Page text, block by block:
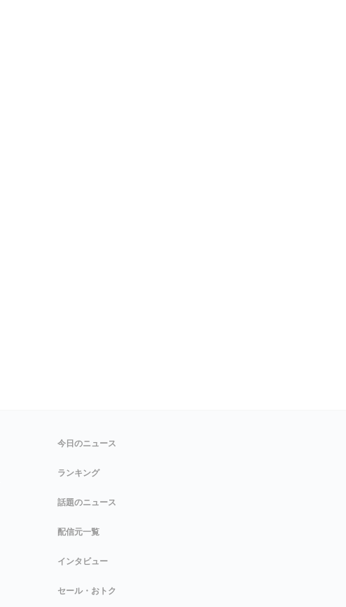
今日のニュース
ランキング
話題のニュース
配信元一覧
インタビュー
セール・おトク